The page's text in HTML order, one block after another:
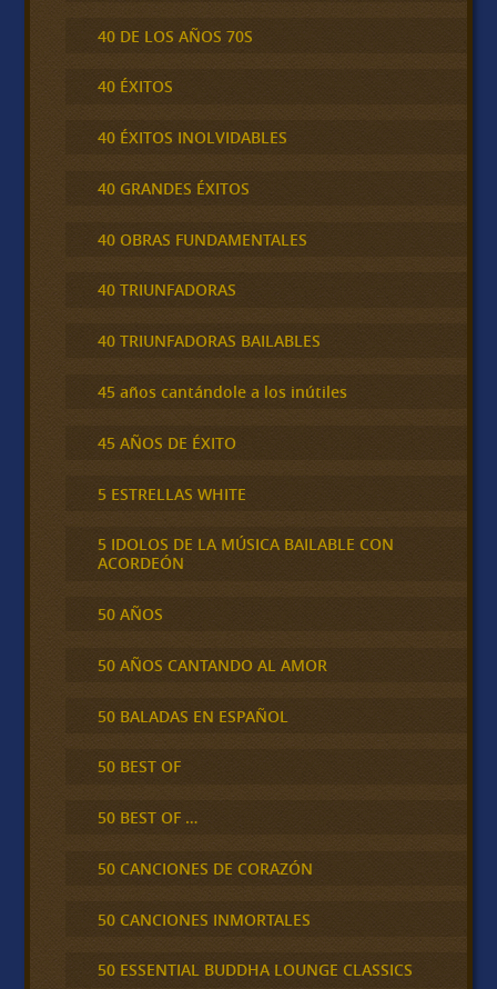
40 DE LOS AÑOS 70S
40 ÉXITOS
40 ÉXITOS INOLVIDABLES
40 GRANDES ÉXITOS
40 OBRAS FUNDAMENTALES
40 TRIUNFADORAS
40 TRIUNFADORAS BAILABLES
45 años cantándole a los inútiles
45 AÑOS DE ÉXITO
5 ESTRELLAS WHITE
5 IDOLOS DE LA MÚSICA BAILABLE CON
ACORDEÓN
50 AÑOS
50 AÑOS CANTANDO AL AMOR
50 BALADAS EN ESPAÑOL
50 BEST OF
50 BEST OF …
50 CANCIONES DE CORAZÓN
50 CANCIONES INMORTALES
50 ESSENTIAL BUDDHA LOUNGE CLASSICS